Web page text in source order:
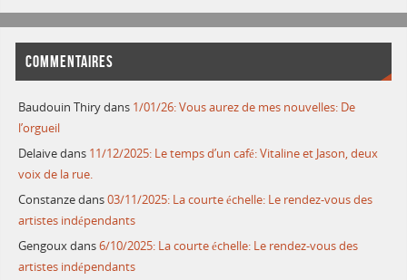
COMMENTAIRES
Baudouin Thirydans 1/01/26: Vous aurez de mes nouvelles: De
l’orgueil
Delaivedans 11/12/2025: Le temps d’un café: Vitaline et Jason, deux
voix de la rue.
Constanzedans03/11/2025: La courte échelle: Le rendez-vous des
artistes indépendants
Gengouxdans6/10/2025: La courte échelle: Le rendez-vous des
artistes indépendants